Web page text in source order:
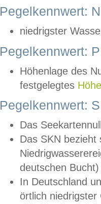
Pegelkennwert:
niedrigster
Pegelkennwert:
Höhenlage des
festgelegtes
Pegelkennwert:
Das
Das SKN
deutschen
In Deutschland
örtlich